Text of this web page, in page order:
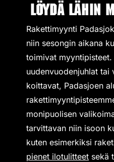
Löydä lähin
Rakettimyynti
niin sesongin aikana
toimivat myyntipisteet.
uudenvuodenjuhlat tai
koittavat, Padasjoen
monipuolisen
tarvittavan niin isoon
kuten esimerkiksi
pienet ilotulitteet sekä